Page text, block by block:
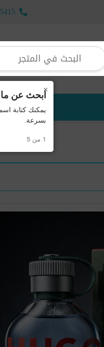
×ابحث عن
يمكنك كتابة
بسرعة.
1 من 5